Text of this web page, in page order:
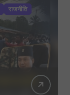
राजनीति